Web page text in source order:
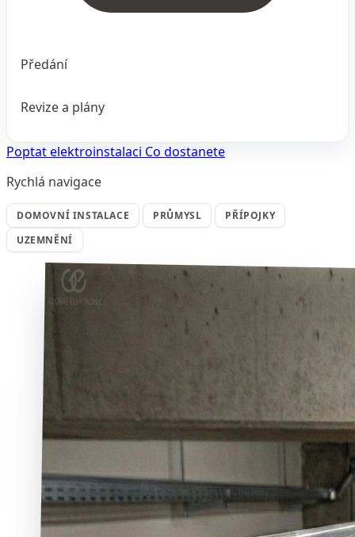
Předání
Revize a plány
Poptat elektroinstalaci Co dostanete
Rychlá navigace
DOMOVNÍ INSTALACE PRŮMYSL
PŘÍPOJKY
UZEMNĚNÍ